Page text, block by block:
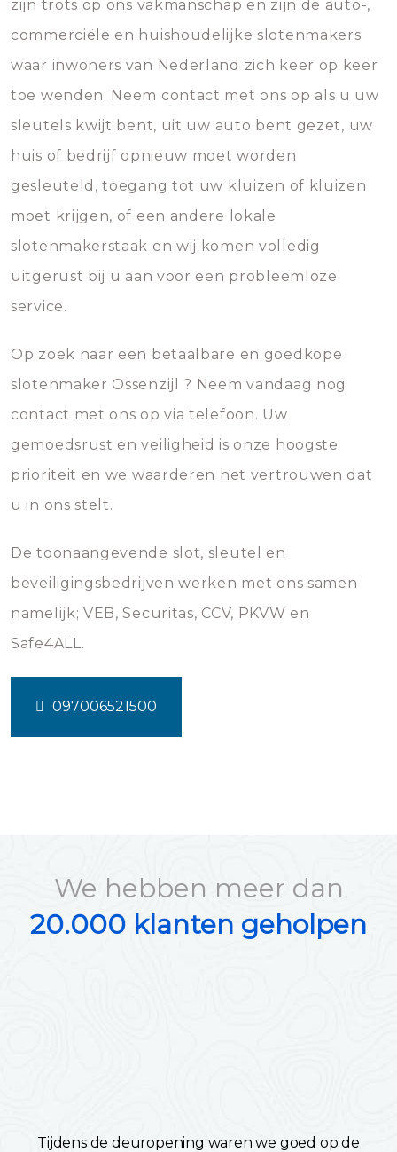
zijn trots op ons vakmanschap en zijn de auto-,
commerciële en huishoudelijke slotenmakers
waar inwoners van Nederland zich keer op keer
toe wenden. Neem contact met ons op als u uw
sleutels kwijt bent, uit uw auto bent gezet, uw
huis of bedrijf opnieuw moet worden
gesleuteld, toegang tot uw kluizen of kluizen
moet krijgen, of een andere lokale
slotenmakerstaak en wij komen volledig
uitgerust bij u aan voor een probleemloze
service.
Op zoek naar een betaalbare en goedkope
slotenmaker Ossenzijl ? Neem vandaag nog
contact met ons op via telefoon. Uw
gemoedsrust en veiligheid is onze hoogste
prioriteit en we waarderen het vertrouwen dat
u in ons stelt.
De toonaangevende slot, sleutel en
beveiligingsbedrijven werken met ons samen
namelijk; VEB, Securitas, CCV, PKVW en
Safe4ALL.
097006521500
We hebben meer dan
20.000 klanten geholpen
Tijdens de deuropening waren we goed op de